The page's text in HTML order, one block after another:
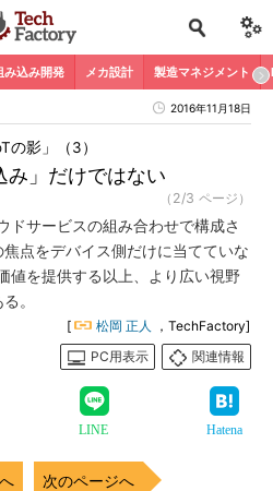
み込み開発 メカ設計 製造マネジメント
2016年11月18日
み」だけではない
の影」（3）
（2/3 ページ）
ドサービスの組み合わせで構成さ
点をデバイス側だけに当てていな
値を提供する以上、より広い視野
。
[ 松岡 正人
，TechFactory]
PC用表示
関連情報
LINE Hatena
次のページへ